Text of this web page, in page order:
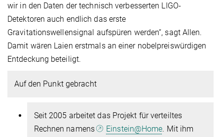
wir in den Daten der technisch verbesserten LIGO-
Detektoren auch endlich das erste
Gravitationswellensignal aufspüren werden“, sagt Allen.
Damit wären Laien erstmals an einer nobelpreiswürdigen
Entdeckung beteiligt.
Auf den Punkt gebracht
Seit 2005 arbeitet das Projekt für verteiltes
Rechnen namens
Einstein@Home. Mit ihm